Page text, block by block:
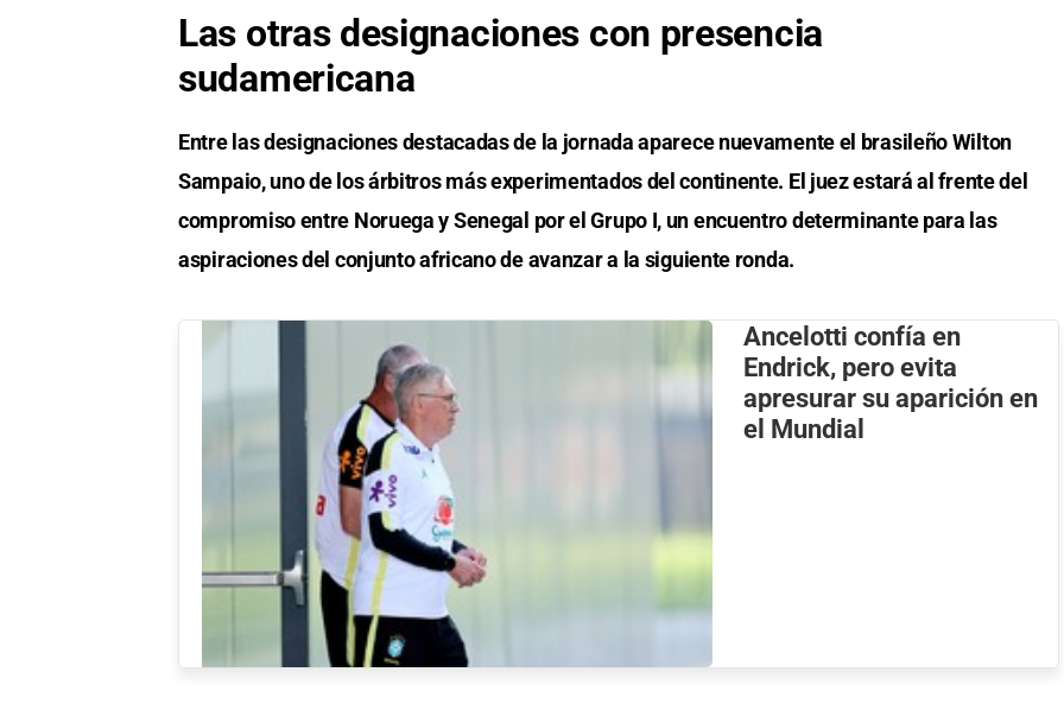
Las otras designaciones con presencia
sudamericana
Entre las designaciones destacadas de la jornada aparece nuevamente el brasileño Wilton
Sampaio, uno de los árbitros más experimentados del continente. El juez estará al frente del
compromiso entre Noruega y Senegal por el Grupo I, un encuentro determinante para las
aspiraciones del conjunto africano de avanzar a la siguiente ronda.
Ancelotti confía en
Endrick, pero evita
apresurar su aparición en
el Mundial